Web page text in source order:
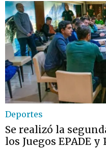
Deportes
Se realizó la
los Juegos EPADE y